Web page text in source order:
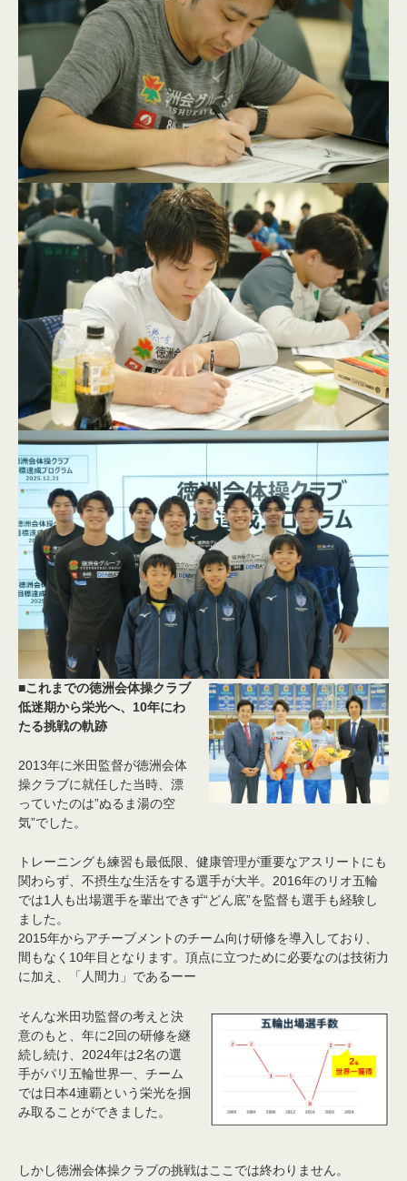
■これまでの徳洲会体操クラブ
低迷期から栄光へ、10年にわ
たる挑戦の軌跡
2013年に米田監督が徳洲会体
操クラブに就任した当時、漂
っていたのは”ぬるま湯の空
気”でした。
トレーニングも練習も最低限、健康管理が重要なアスリートにも
関わらず、不摂生な生活をする選手が大半。2016年のリオ五輪
では1人も出場選手を輩出できず“どん底”を監督も選手も経験し
ました。
2015年からアチーブメントのチーム向け研修を導入しており、
間もなく10年目となります。頂点に立つために必要なのは技術力
に加え、「人間力」であるーー
そんな米田功監督の考えと決
意のもと、年に2回の研修を継
続し続け、2024年は2名の選
手がパリ五輪世界一、チーム
では日本4連覇という栄光を掴
み取ることができました。
しかし徳洲会体操クラブの挑戦はここでは終わりません。